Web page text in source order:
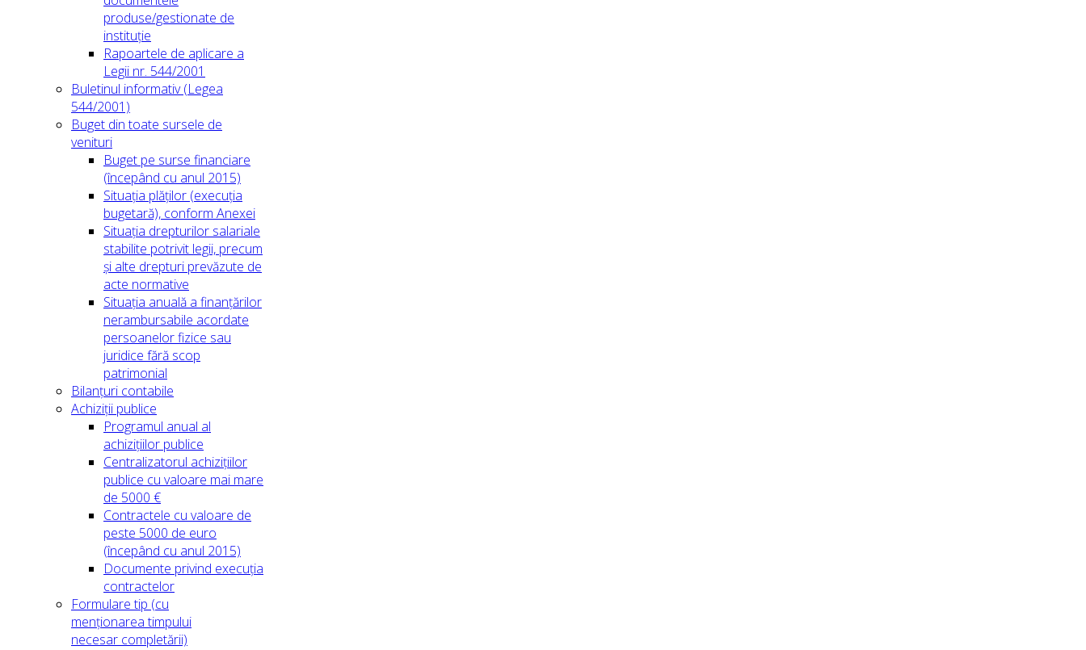
produse/gestionate de
instituție
Rapoartele de aplicare a
Legii nr. 544/2001
Buletinul informativ (Legea
544/2001)
Buget din toate sursele de
venituri
Buget pe surse financiare
(începând cu anul 2015)
Situația plăților (execuția
bugetară), conform Anexei
Situația drepturilor salariale
stabilite potrivit legii, precum
și alte drepturi prevăzute de
acte normative
Situația anuală a finanțărilor
nerambursabile acordate
persoanelor fizice sau
juridice fără scop
patrimonial
Bilanțuri contabile
Achiziții publice
Programul anual al
achizițiilor publice
Centralizatorul achizițiilor
publice cu valoare mai mare
de 5000 €
Contractele cu valoare de
peste 5000 de euro
(începând cu anul 2015)
Documente privind execuția
contractelor
Formulare tip (cu
menționarea timpului
necesar completării)